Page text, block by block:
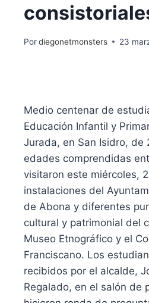
Pordiegonetmonsters 23
Medio centenar de
Educación Infantil y
Jurada, en San Isidro, de
edades comprendidas
visitaron este miércoles,
instalaciones del
de Abona y diferentes
cultural y patrimonial del
Museo Etnográfico y el
Franciscano. Los
recibidos por el alcalde,
Regalado, en el salón de